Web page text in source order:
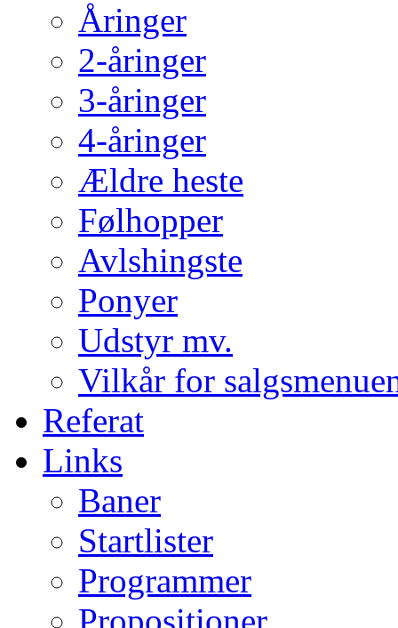
Åringer
2-åringer
3-åringer
4-åringer
Ældre heste
Følhopper
Avlshingste
Ponyer
Udstyr mv.
Vilkår for
Referat
Links
Baner
Startlister
Programmer